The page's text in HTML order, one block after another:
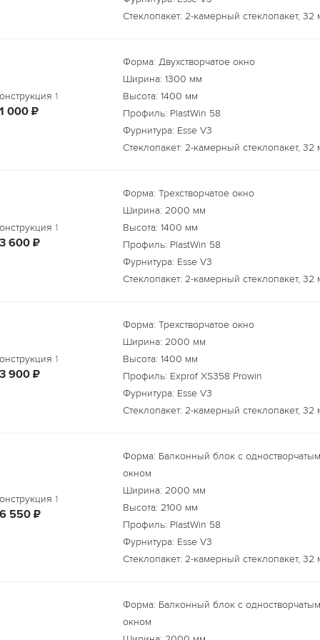
Стеклопакет: 2-камерный стеклопакет, 32
1
000 руб.
₽
Форма: Двухстворчатое окно
Ширина: 1300 мм
Высота: 1400 мм
Профиль: PlastWin 58
Фурнитура: Esse V3
Стеклопакет: 2-камерный стеклопакет, 32
1
600 руб.
₽
Форма: Трехстворчатое окно
Ширина: 2000 мм
Высота: 1400 мм
Профиль: PlastWin 58
Фурнитура: Esse V3
Стеклопакет: 2-камерный стеклопакет, 32
1
900 руб.
₽
Форма: Трехстворчатое окно
Ширина: 2000 мм
Высота: 1400 мм
Профиль: Exprof XS358 Prowin
Фурнитура: Esse V3
Стеклопакет: 2-камерный стеклопакет, 32
1
550 руб.
₽
Форма: Балконный блок с одностворчатым
окном
Ширина: 2000 мм
Высота: 2100 мм
Профиль: PlastWin 58
Фурнитура: Esse V3
Стеклопакет: 2-камерный стеклопакет, 32
Форма: Балконный блок с одностворчатым
окном